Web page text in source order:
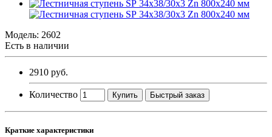
Модель: 2602
Есть в наличии
2910 руб.
Количество Купить Быстрый заказ
Краткие характеристики